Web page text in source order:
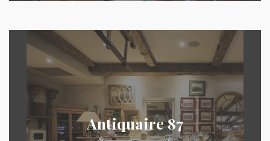
Antiquaire 87